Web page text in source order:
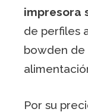
impresora
de perfiles
bowden de
Por su